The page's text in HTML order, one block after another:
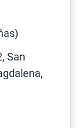
San